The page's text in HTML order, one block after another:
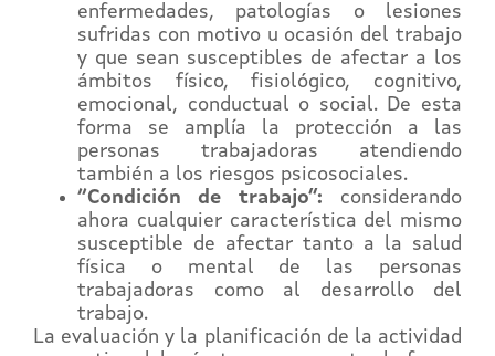
enfermedades, patologías o lesiones
sufridas con motivo u ocasión del trabajo
y que sean susceptibles de afectar a los
ámbitos físico, fisiológico, cognitivo,
emocional, conductual o social. De esta
forma se amplía la protección a las
personas trabajadoras atendiendo
también a los riesgos psicosociales.
“Condición de trabajo”: considerando
ahora cualquier característica del mismo
susceptible de afectar tanto a la salud
física o mental de las personas
trabajadoras como al desarrollo del
trabajo.
La evaluación y la planificación de la actividad